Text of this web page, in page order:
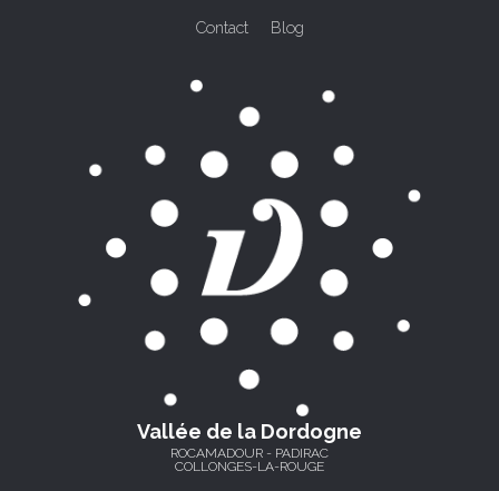
Contact Blog
Vallée de la Dordogne
ROCAMADOUR - PADIRAC
COLLONGES-LA-ROUGE